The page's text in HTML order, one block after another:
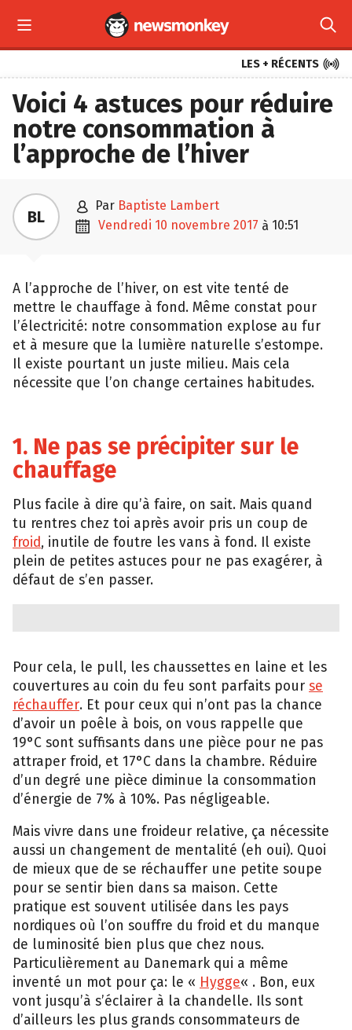
 
LES + RÉCENTS 
Voici 4 astuces pour réduire
notre consommation à
l’approche de l’hiver
BL  par Baptiste Lambert
 vendredi 10 novembre 2017 à 10:51
A l’approche de l’hiver, on est vite tenté de
mettre le chauffage à fond. Même constat pour
l’électricité: notre consommation explose au fur
et à mesure que la lumière naturelle s’estompe.
Il existe pourtant un juste milieu. Mais cela
nécessite que l’on change certaines habitudes.
1. Ne pas se précipiter sur le
chauffage
Plus facile à dire qu’à faire, on sait. Mais quand
tu rentres chez toi après avoir pris un coup de
froid, inutile de foutre les vans à fond. Il existe
plein de petites astuces pour ne pas exagérer, à
défaut de s’en passer.
Pour cela, le pull, les chaussettes en laine et les
couvertures au coin du feu sont parfaits pour se
réchauffer. Et pour ceux qui n’ont pas la chance
d’avoir un poêle à bois, on vous rappelle que
19°C sont suffisants dans une pièce pour ne pas
attraper froid, et 17°C dans la chambre. Réduire
d’un degré une pièce diminue la consommation
d’énergie de 7% à 10%. Pas négligeable.
Mais vivre dans une froideur relative, ça nécessite
aussi un changement de mentalité (eh oui). Quoi
de mieux que de se réchauffer une petite soupe
pour se sentir bien dans sa maison. Cette
pratique est souvent utilisée dans les pays
nordiques où l’on souffre du froid et du manque
de luminosité bien plus que chez nous.
Particulièrement au Danemark qui a même
inventé un mot pour ça: le « Hygge« . Bon, eux
vont jusqu’à s’éclairer à la chandelle. Ils sont
d’ailleurs les plus grands consommateurs de